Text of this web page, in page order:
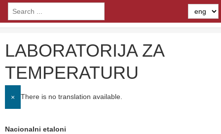
LABORATORIJA ZA
TEMPERATURU
× There is no translation available.
Nacionalni etaloni